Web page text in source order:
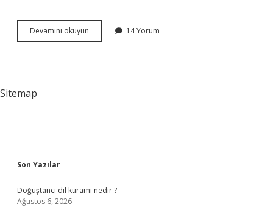
Devamını okuyun
Sayının
14 Yorum
Sitemap
Sidebar
Son Yazılar
Doğuştancı dil kuramı nedir ?
Ağustos 6, 2026